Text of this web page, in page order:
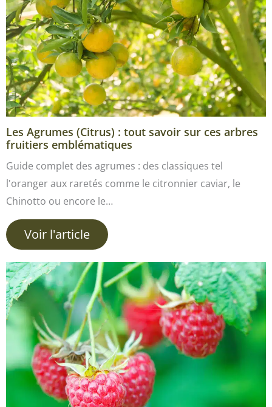
Les Agrumes (Citrus) : tout savoir sur ces arbres
fruitiers emblématiques
Guide complet des agrumes : des classiques tel
l'oranger aux raretés comme le citronnier caviar, le
Chinotto ou encore le…
Voir l'article